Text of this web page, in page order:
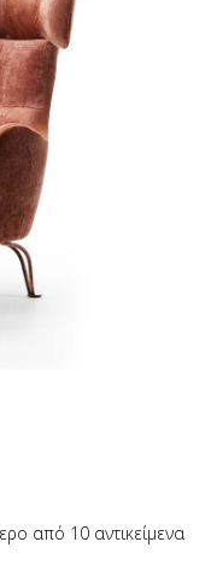
από 10 αντικείμενα